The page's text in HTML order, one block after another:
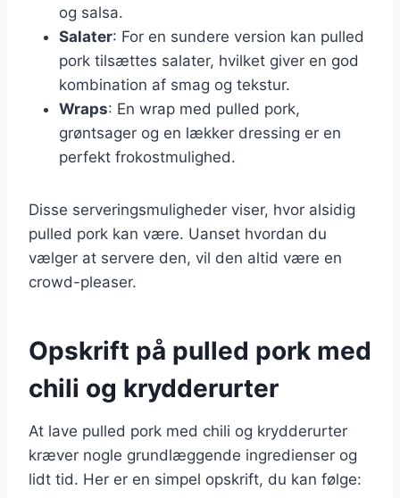
og salsa.
Salater: For en sundere version kan pulled
pork tilsættes salater, hvilket giver en god
kombination af smag og tekstur.
Wraps: En wrap med pulled pork,
grøntsager og en lækker dressing er en
perfekt frokostmulighed.
Disse serveringsmuligheder viser, hvor alsidig
pulled pork kan være. Uanset hvordan du
vælger at servere den, vil den altid være en
crowd-pleaser.
Opskrift på pulled pork med
chili og krydderurter
At lave pulled pork med chili og krydderurter
kræver nogle grundlæggende ingredienser og
lidt tid. Her er en simpel opskrift, du kan følge: